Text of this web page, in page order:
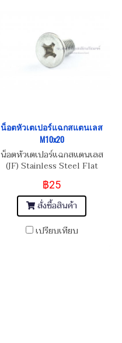
น็อตหัวเตเปอร์แฉกสแตนเลส
M10x20
น็อตหัวเตเปอร์แฉกสแตนเลส
(JF) Stainless Steel Flat
Phillip Taper Head Screw
M10x1.5x20
฿25
สั่งซื้อสินค้า
เปรียบเทียบ